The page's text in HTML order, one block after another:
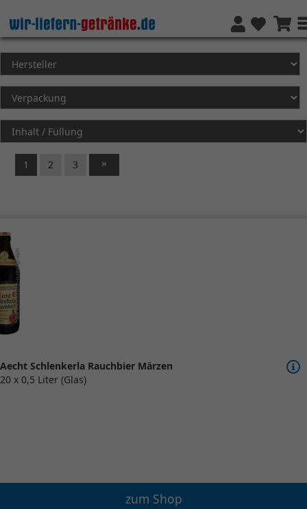
1 2 3
Aecht Schlenkerla Rauchbier Märzen
20 x 0,5 Liter (Glas)
zum Shop